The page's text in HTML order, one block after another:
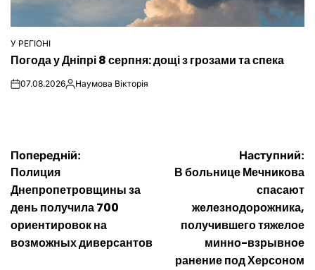
ОПУБЛІКУВАТИ
У РЕГІОНІ
Погода у Дніпрі 8 серпня: дощі з грозами та спека
on07.08.2026Опубліковано
Наумова Вікторія
Навігація
записів
Попередній:
Полиция
Днепропетровщины за
день получила 700
ориентировок на
возможных диверсантов
Наступний:
В больнице Мечникова
спасают
железнодорожника,
получившего тяжелое
минно-взрывное
ранение под Херсоном